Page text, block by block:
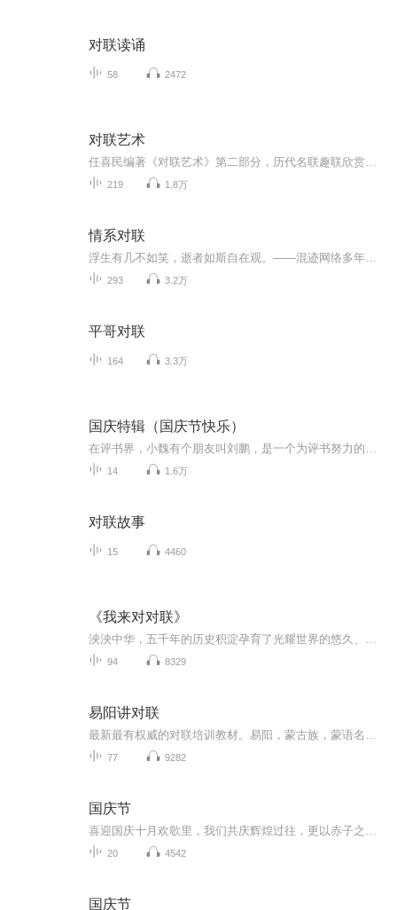
对联读诵
58 2472
对联艺术
219 1.8万
情系对联
293 3.2万
平哥对联
164 3.3万
国庆特辑（国庆节快乐）
14 1.6万
对联故事
15 4460
《我来对对联》
94 8329
易阳讲对联
77 9282
国庆节
20 4542
国庆节